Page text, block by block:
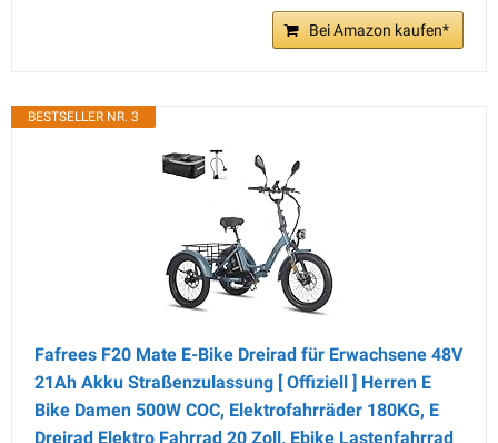
Bei Amazon kaufen*
BESTSELLER NR. 3
Fafrees F20 Mate E-Bike Dreirad für Erwachsene 48V
21Ah Akku Straßenzulassung [ Offiziell ] Herren E
Bike Damen 500W COC, Elektrofahrräder 180KG, E
Dreirad Elektro Fahrrad 20 Zoll, Ebike Lastenfahrrad